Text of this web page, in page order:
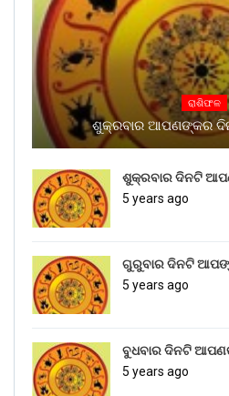
ରାଶିଫଳ
ଶୁକ୍ରବାର ଆପଣଙ୍କର
ଶୁକ୍ରବାର ଦିନଟି
5 years ago
ଗୁରୁବାର ଦିନଟି
5 years ago
ବୁଧବାର ଦିନଟି
5 years ago